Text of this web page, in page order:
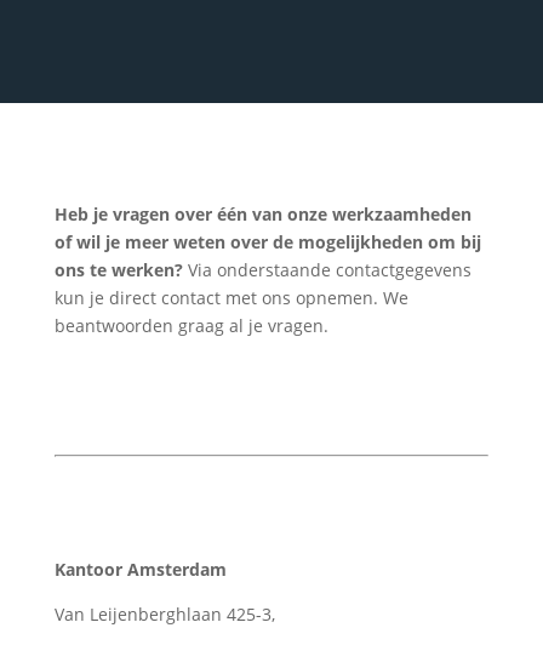
Heb je vragen over één van onze werkzaamheden
of wil je meer weten over de mogelijkheden om bij
ons te werken? Via onderstaande contactgegevens
kun je direct contact met ons opnemen. We
beantwoorden graag al je vragen.
Kantoor Amsterdam
Van Leijenberghlaan 425-3,